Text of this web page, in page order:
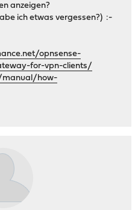
anzeigen?
ich etwas vergessen?) :-
opnsense-
for-vpn-clients/
manual/how-